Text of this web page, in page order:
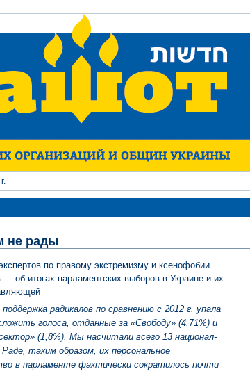
не рады
по правому экстремизму и ксенофобии
об итогах парламентских выборов в Украине и их
радикалов по сравнению с 2012 г. упала
голоса, отданные за «Свободу» (4,71%) и
(1,8%). Мы насчитали всего 13 национал-
Раде, таким образом, их персональное
в парламенте фактически сократилось почти